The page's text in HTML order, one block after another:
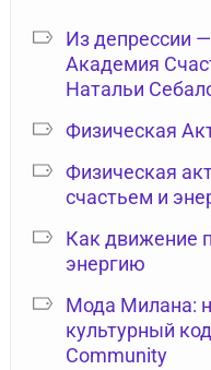
Из депрессии
Академия
Натальи
Физическая
Физическая
счастьем и
Как движение
энергию
Мода Милана:
культурный
Community